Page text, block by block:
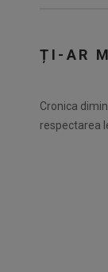
ȚI-AR
Cronica
respectarea